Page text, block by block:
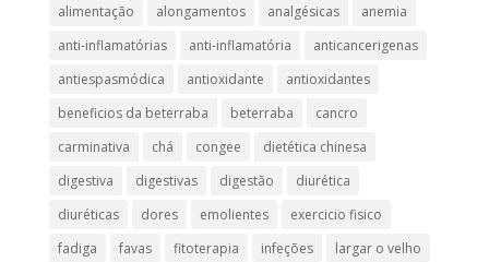
alimentação
alongamentos analgésicas
anemia
anti-inflamatórias
anti-inflamatória​
anticancerigenas
antiespasmódica
antioxidante
antioxidantes
beneficios da beterraba
beterraba
cancro
carminativa
chá congee
dietética chinesa
digestiva
digestivas digestão
diurética
diuréticas​
dores emolientes
exercicio fisico
fadiga
favas fitoterapia infeções
largar o velho